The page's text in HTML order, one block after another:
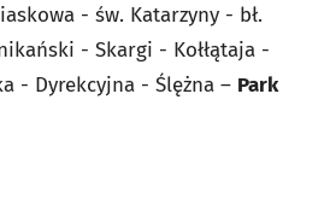
- św. Katarzyny - bł.
- Skargi - Kołłątaja -
- Dyrekcyjna - Ślężna – Park